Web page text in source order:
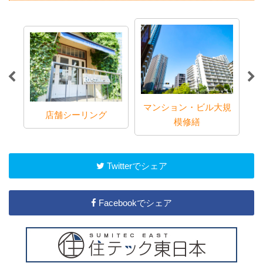
店舗シーリング
マンション・ビル大規
模修繕
Twitterでシェア
Facebookでシェア